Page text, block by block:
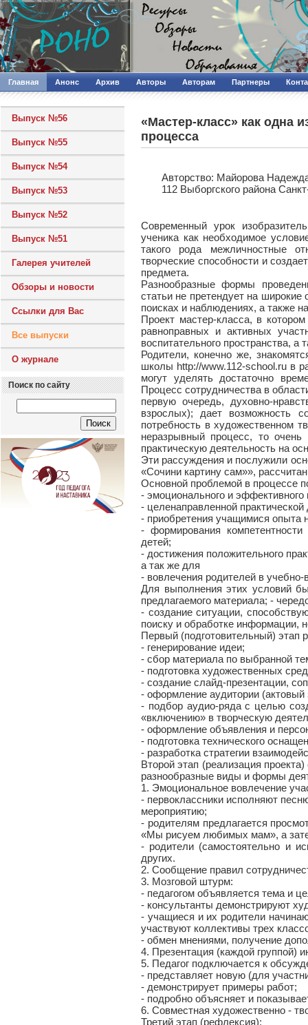
Главная Анонс Архив Авторы Авторам Партнеры
Выпуск №56
Выпуск №55
Выпуск №54
Выпуск №53
Выпуск №52
Выпуск №51
Галерея учителей
Обзоры и новости
Ссылки для Вас
Все выпуски
О журнале
Поиск по сайту
«Мастер-класс» как одна
процесса
Авторcтво: Майорова
112 Выборгского района
Современный урок
ученика как необходимое
такого рода межличностные
творческие способности и
предмета.
Разнообразные формы
статьи не претендует на
поисках и наблюдениях, а также
Проект мастер-класса, в
равноправных и активных
воспитательного пространства,
Родители, конечно же,
школы http://www.112-school.ru в
могут уделять достаточно
Процесс сотрудничества в
первую очередь, духовно-
взрослых); дает возможность
потребность в художественном
неразрывный процесс, то
практическую деятельность на
Эти рассуждения и послужили
«Сочини картину сам»»,
Основной проблемой в процессе
- эмоционального и эффективного
- целенаправленной практической
- приобретения учащимися опыта
- формирования
детей;
- достижения положительного
а так же для
- вовлечения родителей в
Для выполнения этих условий
предлагаемого материала; -
- создание ситуации,
поиску и обработке информации,
Первый (подготовительный) этап
- генерирование идеи;
- сбор материала по выбранной
- подготовка художественных
- создание слайд-презентации,
- оформление аудитории
- подбор аудио-ряда с целью
«включению» в творческую
- оформление объявления и
- подготовка технического
- разработка стратегии
Второй этап (реализация
разнообразные виды и формы
1. Эмоциональное вовлечение
- первоклассники исполняют
мероприятию;
- родителям предлагается
«Мы рисуем любимых мам», а
- родители (самостоятельно и
других.
2. Сообщение правил
3. Мозговой штурм:
- педагогом объявляется тема и
- консультанты демонстрируют
- учащиеся и их родители
участвуют коллективы трех
- обмен мнениями, получение
4. Презентация (каждой группой)
5. Педагог подключается к
- представляет новую (для
- демонстрирует примеры работ;
- подробно объясняет и
6. Совместная художественно -
Третий этап (рефлексия):